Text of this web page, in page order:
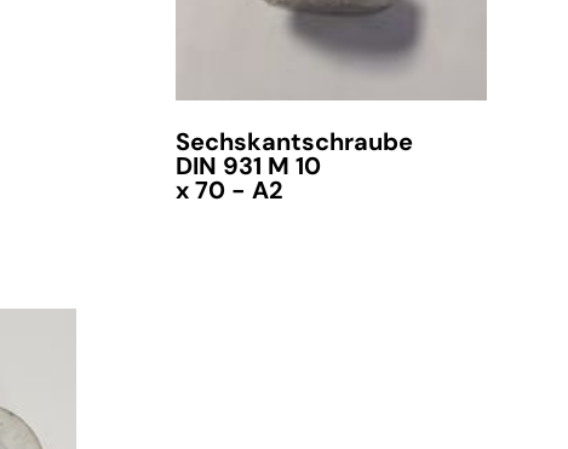
Sechskantschraube
DIN 931 M 10
x 70 - A2